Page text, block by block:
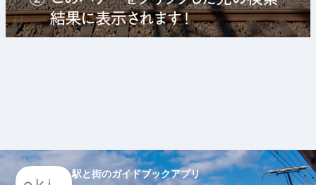
駅と街のガイドブックアプリ